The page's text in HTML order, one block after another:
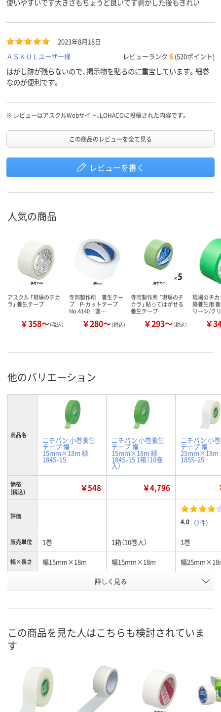
使いやすいです大きさもちょうど良いです剥がした後もきれい
2023年8月18日
ＡＳＫＵＬユーザー様
レビューランク S (520ポイント)
はがし跡が残らないので、掲示物を貼るのに重宝しています。細巻
なのが便利です。
※ レビューはアスクルWebサイト、LOHACOに投稿された内容です。
この商品のレビューを全て見る
レビューを書く
人気の商品
アスクル 「現場のチカ
ラ」 養生テープ
￥358～（税込）
寺岡製作所 養生テー
プ P-カットテープ
No.4140 塗…
￥280～（税込）
寺岡製作所 「現場のチ
カラ」 貼ってはがせる
養生テープ
￥293～（税込）
現場のチカ
築養生用
リーン/ク
￥
他のバリエーション
商品名
ニチバン 小巻養生
テープ 幅
15mm×18m 緑
184S-15
ニチバン 小巻養生
テープ 幅
15mm×18m 緑
184S-15 1箱（10巻
入）
ニチバン 小
テープ 幅
25mm×18m
185S-25
価格
(税込)
￥548 ￥4,796
評価
4.0 （2件）
販売単位 1巻 1箱（10巻入） 1巻
幅×長さ 幅15mm×18m 幅15mm×18m 幅
緑
号
お届け日
数量 数量
カゴへ カ
詳しく見る
この商品を見た人はこちらも検討されていま
す